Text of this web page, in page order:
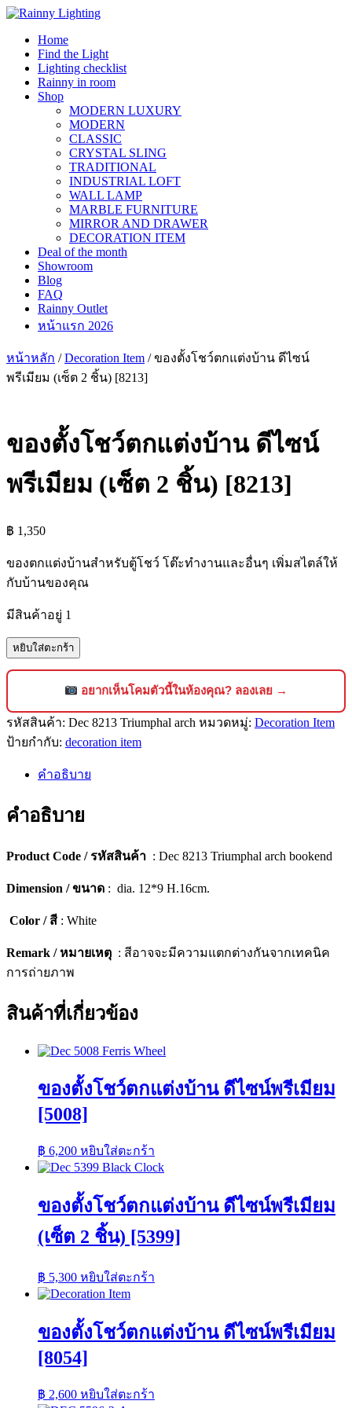
Skip
contentHome
Find the Light
Lighting checklist
Rainny in room
Shop
MODERN LUXURY
MODERN
CLASSIC
CRYSTAL SLING
TRADITIONAL
INDUSTRIAL LOFT
WALL LAMP
MARBLE FURNITURE
MIRROR AND DRAWER
DECORATION ITEM
Deal of the month
Showroom
Blog
FAQ
Rainny Outlet
หน้าแรก 2026
หน้าหลัก /Decoration Item / ของตั้งโชว์ตกแต่งบ้าน ดีไซน์
พรีเมียม (เซ็ต 2 ชิ้น) [8213]
ของตั้งโชว์ตกแต่งบ้าน ดีไซน์
พรีเมียม (เซ็ต 2 ชิ้น) [8213]
฿ 1,350
ของตกแต่งบ้านสำหรับตู้โชว์ โต๊ะทำงานและอื่นๆ เพิ่มสไตล์ให้
กับบ้านของคุณ
มีสินค้าอยู่ 1
จำนวน
โชว์
ตกแต่ง
บ้าน
พรีเมียม
(เซ็ต
2
[8213]
หยิบใส่ตะกร้า
อยากเห็นโคมตัวนี้ในห้องคุณ? ลองเลย →
รหัสสินค้า: Dec 8213 Triumphal arch หมวดหมู่: Decoration Item
ป้ายกำกับ: decoration item
คำอธิบาย
คำอธิบาย
Product Code / รหัสสินค้า : Dec 8213 Triumphal arch bookend
Dimension / ขนาด : dia. 12*9 H.16cm.
Color / สี : White
Remark / หมายเหตุ : สีอาจจะมีความแตกต่างกันจากเทคนิค
การถ่ายภาพ
สินค้าที่เกี่ยวข้อง
ของตั้งโชว์ตกแต่งบ้าน ดีไซน์พรีเมียม
[5008]
฿ 6,200 หยิบใส่ตะกร้า
ของตั้งโชว์ตกแต่งบ้าน ดีไซน์พรีเมียม
(เซ็ต 2 ชิ้น) [5399]
฿ 5,300 หยิบใส่ตะกร้า
ของตั้งโชว์ตกแต่งบ้าน ดีไซน์พรีเมียม
[8054]
฿ 2,600 หยิบใส่ตะกร้า